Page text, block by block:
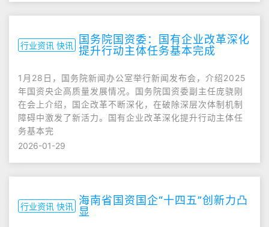
行业资讯 快讯
国务院国资委：国有企业改革深化
提升行动主体任务基本完成
1月28日，国务院新闻办公室举行新闻发布会，介绍2025
年国资央企高质量发展情况。国务院国资委副主任庞骁刚
在会上介绍，国企改革不断深化，在破除深层次体制机制
障碍中激发了新活力。国有企业改革深化提升行动主体任
务基本完
2026-01-29
行业资讯 快讯 海南省国资国企“十四五”创新力凸
显